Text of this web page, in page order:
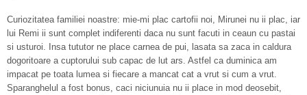
Curiozitatea familiei noastre: mie-mi plac cartofii noi, Mirunei nu ii plac, iar
lui Remi ii sunt complet indiferenti daca nu sunt facuti in ceaun cu pastai
si usturoi. Insa tututor ne place carnea de pui, lasata sa zaca in caldura
dogoritoare a cuptorului sub capac de lut ars. Astfel ca duminica am
impacat pe toata lumea si fiecare a mancat cat a vrut si cum a vrut.
Sparanghelul a fost bonus, caci niciunuia nu ii place in mod deosebit,